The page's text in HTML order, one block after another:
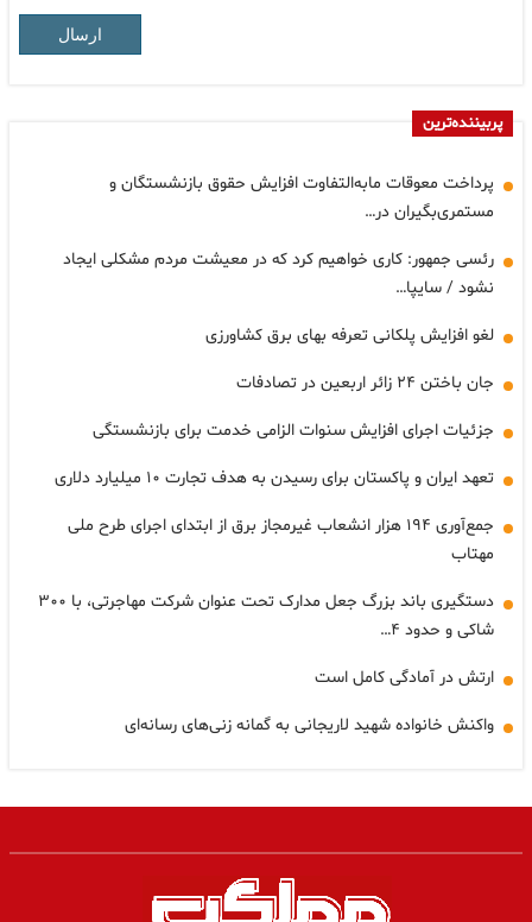
ارسال
پربیننده‌ترین
پرداخت معوقات مابه‌التفاوت افزایش حقوق بازنشستگان و
مستمری‌بگیران در…
رئسی جمهور: کاری خواهیم کرد که در معیشت مردم مشکلی ایجاد
نشود / سایپا…
لغو افزایش پلکانی تعرفه بهای برق کشاورزی
جان باختن ۲۴ زائر اربعین در تصادفات
جزئیات اجرای افزایش سنوات الزامی خدمت برای بازنشستگی
تعهد ایران و پاکستان برای رسیدن به هدف تجارت ۱۰ میلیارد دلاری
جمع‌آوری ۱۹۴ هزار انشعاب غیرمجاز برق از ابتدای اجرای طرح ملی
مهتاب
دستگیری باند بزرگ جعل مدارک تحت عنوان شرکت مهاجرتی، با ۳۰۰
شاکی و حدود ۴…
ارتش در آمادگی کامل است
واکنش خانواده شهید لاریجانی به گمانه زنی‌های رسانه‌ای